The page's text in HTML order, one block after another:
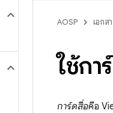
AOSP เอกส
ใช้ก
การ์ดสื่อคือ